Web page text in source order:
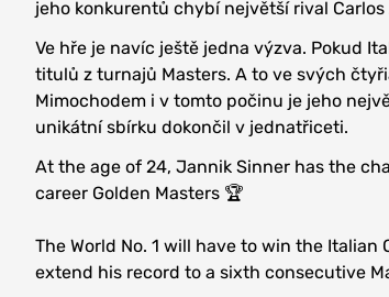
jeho konkurentů chybí největší rival Carlos
Ve hře je navíc ještě jedna výzva. Pokud
titulů z turnajů Masters. A to ve svých
Mimochodem i v tomto počinu je jeho
unikátní sbírku dokončil v jednatřiceti.
At the age of 24, Jannik Sinner has the
career Golden Masters 🏆
The World No. 1 will have to win the
extend his record to a sixth consecutive